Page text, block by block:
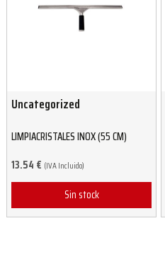
Uncategorized
LIMPIACRISTALES INOX (55 CM)
13.54 € (IVA Incluido)
Sin stock